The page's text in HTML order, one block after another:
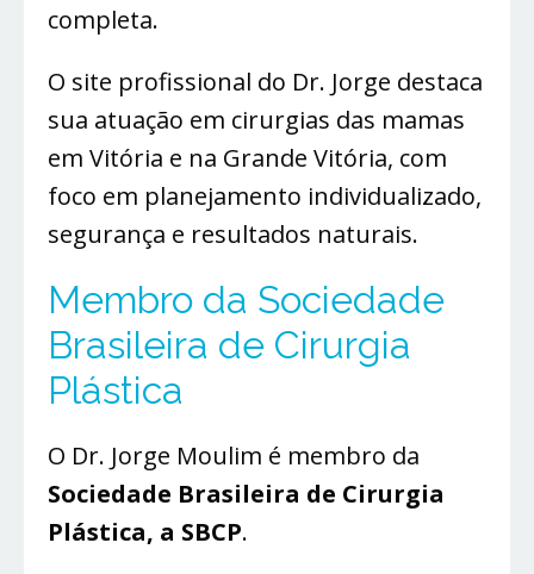
completa.
O site profissional do Dr. Jorge destaca
sua atuação em cirurgias das mamas
em Vitória e na Grande Vitória, com
foco em planejamento individualizado,
segurança e resultados naturais.
Membro da Sociedade
Brasileira de Cirurgia
Plástica
O Dr. Jorge Moulim é membro da
Sociedade Brasileira de Cirurgia
Plástica, a SBCP.